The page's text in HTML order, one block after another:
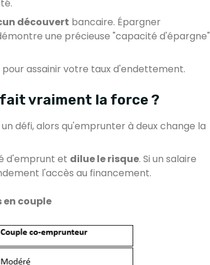
découvert bancaire. Épargner
une précieuse "capacité d'épargne"
assainir votre taux d'endettement.
vraiment la force ?
défi, alors qu'emprunter à deux change la
d'emprunt et dilue le risque. Si un salaire
l'accès au financement.
couple